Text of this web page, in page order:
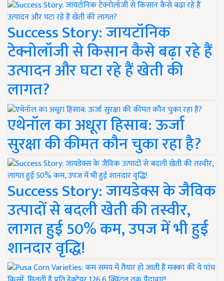
Success Story: जायटॉनिक
टेक्नोलॉजी से किसान कैसे बढ़ा रहे हैं
उत्पादन और घटा रहे हैं खेती की
लागत?
एथेनॉल का अधूरा हिसाब: ऊर्जा
सुरक्षा की कीमत कौन चुका रहा है?
Success Story: जायडेक्स के जैविक
उत्पादों से बदली खेती की तस्वीर,
लागत हुई 50% कम, उपज में भी हुई
शानदार वृद्धि!